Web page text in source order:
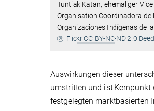
Tuntiak Katan, ehemaliger
Organisation Coordinadora de
Organizaciones Indígenas de
Flickr CC BY-NC-ND 2.0 Deed
Auswirkungen dieser
umstritten und ist Kernpunkt
festgelegten marktbasierten